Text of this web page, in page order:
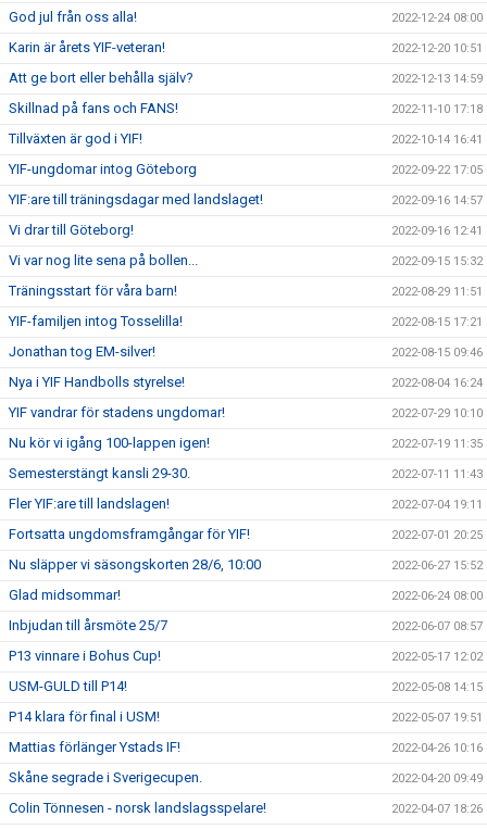
God jul från oss alla! 2022-12-24 08:00
Karin är årets YIF-veteran! 2022-12-20 10:51
Att ge bort eller behålla själv? 2022-12-13 14:59
Skillnad på fans och FANS! 2022-11-10 17:18
Tillväxten är god i YIF! 2022-10-14 16:41
YIF-ungdomar intog Göteborg 2022-09-22 17:05
YIF:are till träningsdagar med landslaget! 2022-09-16 14:57
Vi drar till Göteborg! 2022-09-16 12:41
Vi var nog lite sena på bollen... 2022-09-15 15:32
Träningsstart för våra barn! 2022-08-29 11:51
YIF-familjen intog Tosselilla! 2022-08-15 17:21
Jonathan tog EM-silver! 2022-08-15 09:46
Nya i YIF Handbolls styrelse! 2022-08-04 16:24
YIF vandrar för stadens ungdomar! 2022-07-29 10:10
Nu kör vi igång 100-lappen igen! 2022-07-19 11:35
Semesterstängt kansli 29-30. 2022-07-11 11:43
Fler YIF:are till landslagen! 2022-07-04 19:11
Fortsatta ungdomsframgångar för YIF! 2022-07-01 20:25
Nu släpper vi säsongskorten 28/6, 10:00 2022-06-27 15:52
Glad midsommar! 2022-06-24 08:00
Inbjudan till årsmöte 25/7 2022-06-07 08:57
P13 vinnare i Bohus Cup! 2022-05-17 12:02
USM-GULD till P14! 2022-05-08 14:15
P14 klara för final i USM! 2022-05-07 19:51
Mattias förlänger Ystads IF! 2022-04-26 10:16
Skåne segrade i Sverigecupen. 2022-04-20 09:49
Colin Tönnesen - norsk landslagsspelare! 2022-04-07 18:26